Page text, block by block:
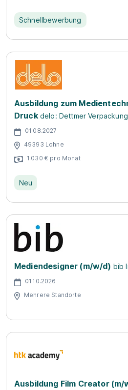
Schnellbewerbung
Ausbildung zum
Druck delo: Dettmer
01.08.2027
49393 Lohne
1.030 € pro Monat
Neu
Mediendesigner (m/w/d) bib
01.10.2026
Mehrere Standorte
Ausbildung Film Creator